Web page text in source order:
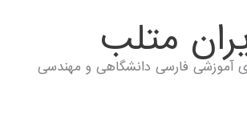
متلب
آموزشی فارسی دانشگاهی و مهندسی